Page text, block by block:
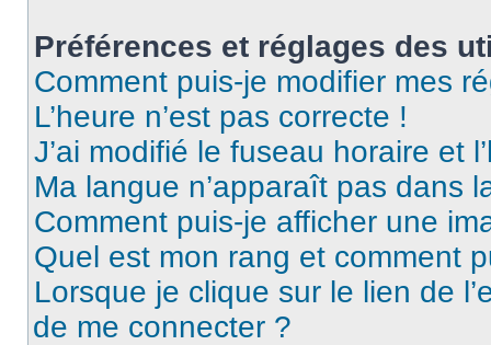
Préférences et réglages des
Comment puis-je modifier mes
L’heure n’est pas correcte !
J’ai modifié le fuseau horaire et
Ma langue n’apparaît pas dans
Comment puis-je afficher une
Quel est mon rang et comment
Lorsque je clique sur le lien de
de me connecter ?